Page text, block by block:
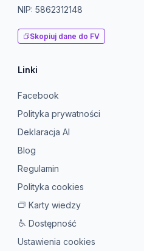
NIP: 5862312148
Skopiuj dane do FV
Linki
Facebook
Polityka prywatności
Deklaracja AI
Blog
Regulamin
Polityka cookies
Karty wiedzy
Dostępność
Ustawienia cookies